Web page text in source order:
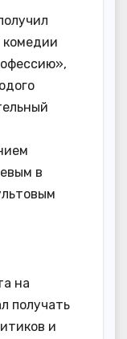
комедии
в
на
получать
и